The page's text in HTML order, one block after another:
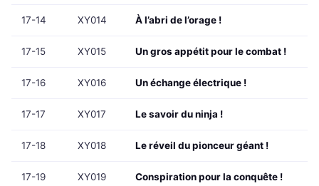
17-14 XY014 À l’abri de l’orage !
17-15 XY015 Un gros appétit pour le combat !
17-16 XY016 Un échange électrique !
17-17 XY017 Le savoir du ninja !
17-18 XY018 Le réveil du pionceur géant !
17-19 XY019 Conspiration pour la conquête !